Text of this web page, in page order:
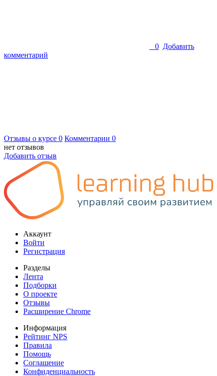
0 Добавить
комментарий
Отзывы о курсе 0 Комментарии 0
нет отзывов
Добавить отзыв
Аккаунт
Войти
Регистрация
Разделы
Лента
Подборки
О проекте
Отзывы
Расширение Chrome
Информация
Рейтинг NPS
Правила
Помощь
Соглашение
Конфиденциальность